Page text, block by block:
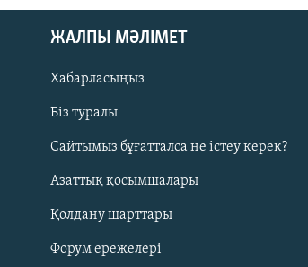
Русский
ЖАЗЫЛЫҢЫЗ
ЖАЛПЫ МӘЛІМЕТ
Хабарласыңыз
Біз туралы
Сайтымыз бұғатталса не істеу керек?
Азаттық қосымшалары
Қолдану шарттары
Форум ережелері